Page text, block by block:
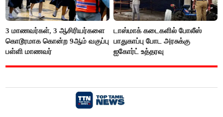
3 மாணவர்கள், 3 ஆசிரியர்களை
கொடூரமாக கொன்ற 9ஆம் வகுப்பு
பள்ளி மாணவர்
டாஸ்மாக் கடைகளில் போலீஸ்
பாதுகாப்பு போட அரசுக்கு
ஐகோர்ட் உத்தரவு